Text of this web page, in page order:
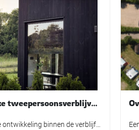
Waarom luxe tweepersoonsverblijven steeds populairder worden. Langs de Polder laat zien hoe een kleinschalig concept inspeelt op de veranderende vraag in de recreatiesector.
Een opvallende ontwikkeling binnen de verblijfsrecreatie is de groeiende vraag naar accommodaties voor twee personen. Steeds meer stellen (van 30 tot 70+ jaar) kiezen voor een korte vakantie of een weekend weg, waarbij men kiest voor de combinatie privacy, luxe en comfort, in een persoonlijke en onderscheidende setting. Het kleinschalige vakantiepark Langs de Polder in […]